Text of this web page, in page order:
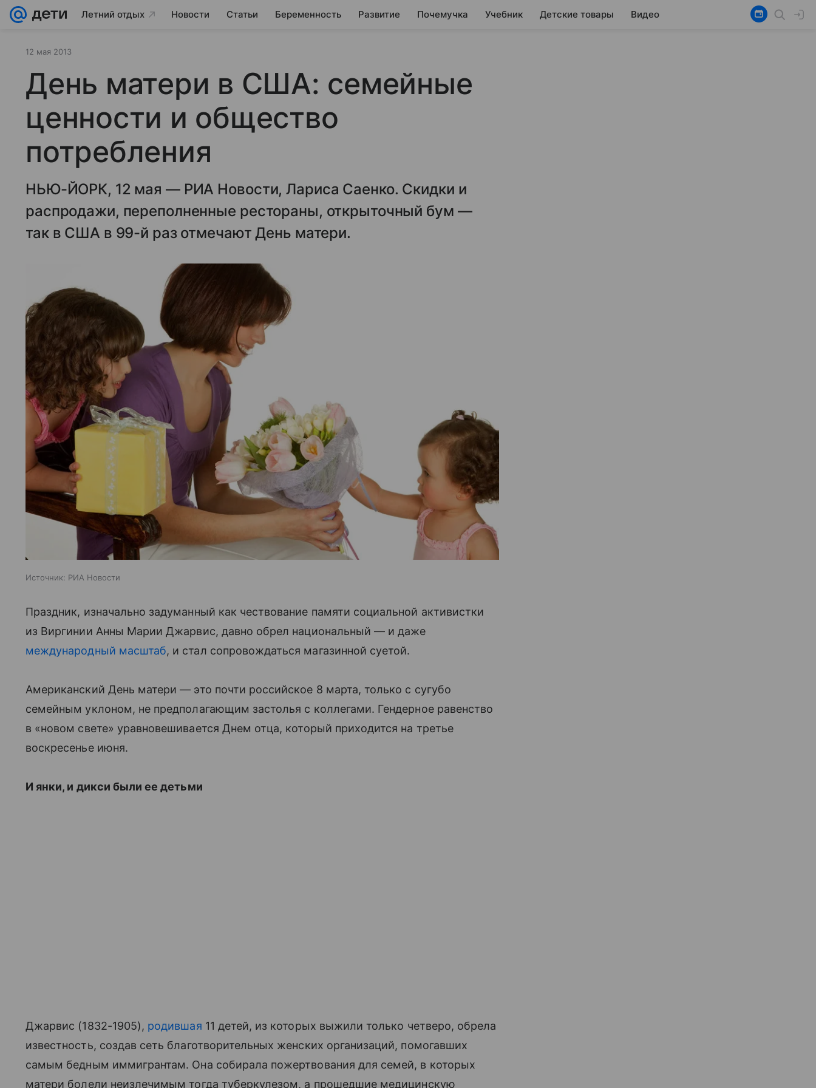
Летний отдых Новости Статьи Беременность Развитие Почемучка Учебник Детские товары Видео
12 мая 2013
День матери в США: семейные
ценности и общество
потребления
НЬЮ-ЙОРК, 12 мая — РИА Новости, Лариса Саенко. Скидки и
распродажи, переполненные рестораны, открыточный бум —
так в США в 99-й раз отмечают День матери.
Источник: РИА Новости
Праздник, изначально задуманный как чествование памяти социальной активистки
из Виргинии Анны Марии Джарвис, давно обрел национальный — и даже
международный масштаб, и стал сопровождаться магазинной суетой.
Американский День матери — это почти российское 8 марта, только с сугубо
семейным уклоном, не предполагающим застолья с коллегами. Гендерное равенство
в «новом свете» уравновешивается Днем отца, который приходится на третье
воскресенье июня.
И янки, и дикси были ее детьми
Джарвис (1832-1905), родившая 11 детей, из которых выжили только четверо, обрела
известность, создав сеть благотворительных женских организаций, помогавших
самым бедным иммигрантам. Она собирала пожертвования для семей, в которых
матери болели неизлечимым тогда туберкулезом, а прошедшие медицинскую